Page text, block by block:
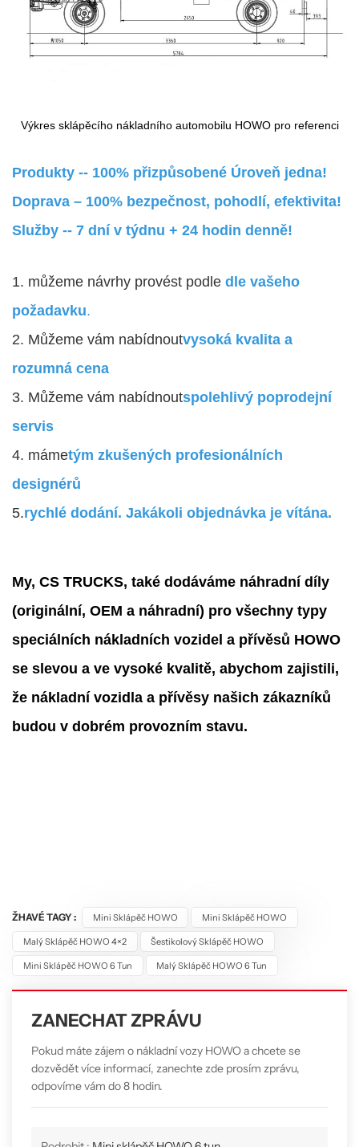
Výkres sklápěcího nákladního automobilu HOWO pro referenci
Produkty -- 100% přizpůsobené Úroveň jedna!
Doprava – 100% bezpečnost, pohodlí, efektivita!
Služby -- 7 dní v týdnu + 24 hodin denně!
1. můžeme návrhy provést podle dle vašeho
požadavku.
2. Můžeme vám nabídnoutvysoká kvalita a
rozumná cena
3. Můžeme vám nabídnoutspolehlivý poprodejní
servis
4. mámetým zkušených profesionálních
designérů
5.rychlé dodání. Jakákoli objednávka je vítána.
My, CS TRUCKS, také dodáváme náhradní díly
(originální, OEM a náhradní) pro všechny typy
speciálních nákladních vozidel a přívěsů HOWO
se slevou a ve vysoké kvalitě, abychom zajistili,
že nákladní vozidla a přívěsy našich zákazníků
budou v dobrém provozním stavu.
ŽHAVÉ TAGY : Mini Sklápěč HOWO Mini Sklápěč HOWO
Malý Sklápěč HOWO 4×2 Šestikolový Sklápěč HOWO
Mini Sklápěč HOWO 6 Tun Malý Sklápěč HOWO 6 Tun
ZANECHAT ZPRÁVU
Pokud máte zájem o nákladní vozy HOWO a chcete se
dozvědět více informací, zanechte zde prosím zprávu,
odpovíme vám do 8 hodin.